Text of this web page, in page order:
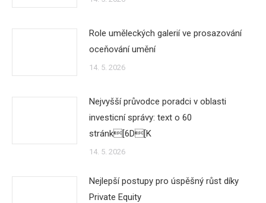
Role uměleckých galerií ve prosazování
oceňování umění
14. 5. 2026
Nejvyšší průvodce poradci v oblasti
investicní správy: text o 60
stránk[6D[K
14. 5. 2026
Nejlepší postupy pro úspěšný růst díky
Private Equity